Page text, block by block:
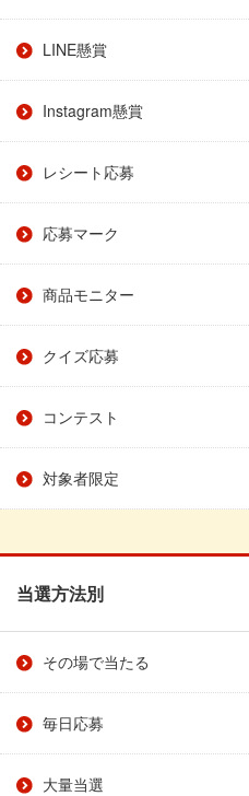
LINE懸賞
Instagram懸賞
レシート応募
応募マーク
商品モニター
クイズ応募
コンテスト
対象者限定
当選方法別
その場で当たる
毎日応募
大量当選